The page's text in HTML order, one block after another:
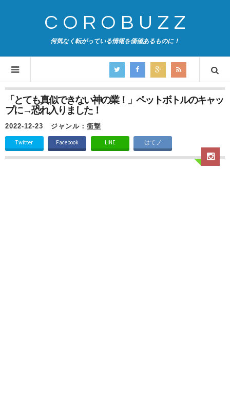
COROBUZZ
何気なく転がっている情報を価値あるものに！
「とても真似できない神の業！」ペットボトルのキャッ
プに→恐れ入りました！
2022-12-23 ジャンル： 衝撃
Twitter Facebook LINE はてブ